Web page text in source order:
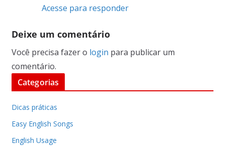
Acesse para responder
Deixe um comentário
Você precisa fazer o login para publicar um
comentário.
Categorias
Dicas práticas
Easy English Songs
English Usage